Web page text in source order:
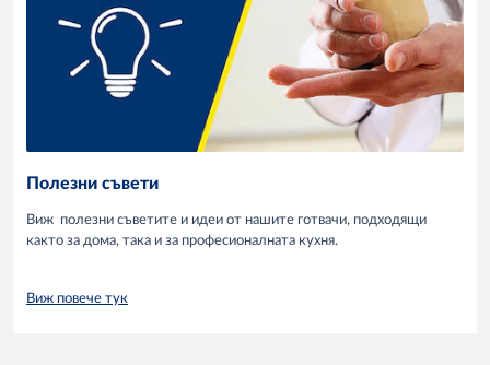
Полезни съвети
Виж полезни съветите и идеи от нашите готвачи, подходящи
както за дома, така и за професионалната кухня.
Виж повече тук